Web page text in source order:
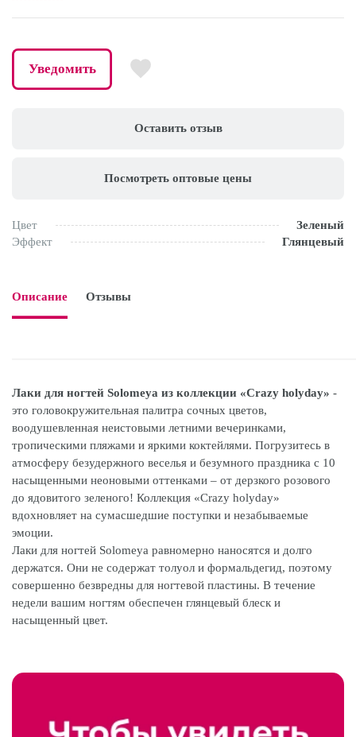
Оставить отзыв
Посмотреть оптовые цены
Цвет
Зеленый
Эффект
Глянцевый
Уведомить
Описание Отзывы
Лаки для ногтей Solomeya из коллекции «Crazy holyday» -
это головокружительная палитра сочных цветов,
воодушевленная неистовыми летними вечеринками,
тропическими пляжами и яркими коктейлями. Погрузитесь в
атмосферу безудержного веселья и безумного праздника с 10
насыщенными неоновыми оттенками – от дерзкого розового
до ядовитого зеленого! Коллекция «Crazy holyday»
вдохновляет на сумасшедшие поступки и незабываемые
эмоции.
Лаки для ногтей Solomeya равномерно наносятся и долго
держатся. Они не содержат толуол и формальдегид, поэтому
совершенно безвредны для ногтевой пластины. В течение
недели вашим ногтям обеспечен глянцевый блеск и
насыщенный цвет.